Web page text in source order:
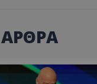
ΑΡΘΡΑ